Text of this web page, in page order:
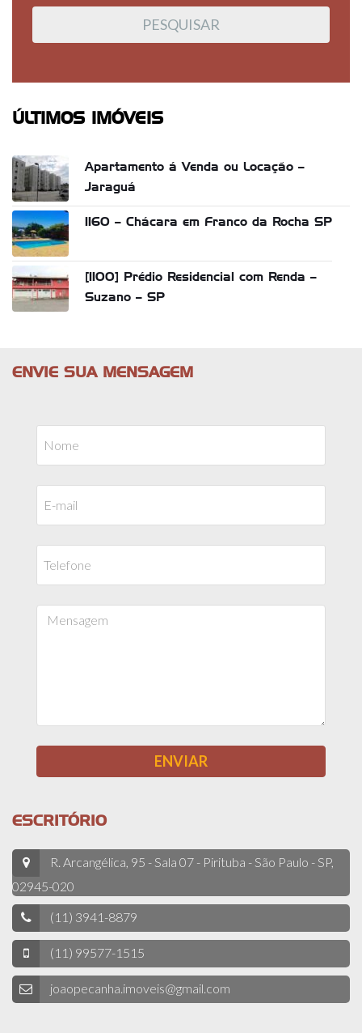
ÚLTIMOS IMÓVEIS
Apartamento á Venda ou Locação –
Jaraguá
1160 – Chácara em Franco da Rocha SP
[1100] Prédio Residencial com Renda –
Suzano – SP
ENVIE SUA MENSAGEM
ESCRITÓRIO
R. Arcangélica, 95 - Sala 07 - Pirituba - São Paulo - SP,
02945-020
(11) 3941-8879
(11) 99577-1515
joaopecanha.imoveis@gmail.com